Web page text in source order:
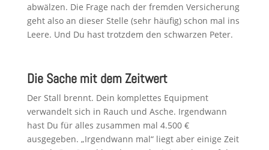
abwälzen. Die Frage nach der fremden Versicherung
geht also an dieser Stelle (sehr häufig) schon mal ins
Leere. Und Du hast trotzdem den schwarzen Peter.
Die Sache mit dem Zeitwert
Der Stall brennt. Dein komplettes Equipment
verwandelt sich in Rauch und Asche. Irgendwann
hast Du für alles zusammen mal 4.500 €
ausgegeben. „Irgendwann mal“ liegt aber einige Zeit